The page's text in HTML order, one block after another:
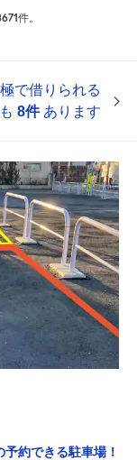
件。
で借りられる
8件あります
約できる駐車場！